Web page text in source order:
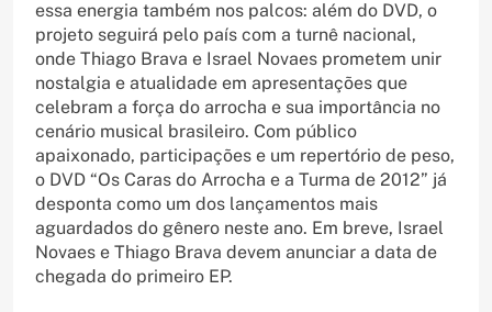
essa energia também nos palcos: além do DVD, o
projeto seguirá pelo país com a turnê nacional,
onde Thiago Brava e Israel Novaes prometem unir
nostalgia e atualidade em apresentações que
celebram a força do arrocha e sua importância no
cenário musical brasileiro. Com público
apaixonado, participações e um repertório de peso,
o DVD “Os Caras do Arrocha e a Turma de 2012” já
desponta como um dos lançamentos mais
aguardados do gênero neste ano. Em breve, Israel
Novaes e Thiago Brava devem anunciar a data de
chegada do primeiro EP.